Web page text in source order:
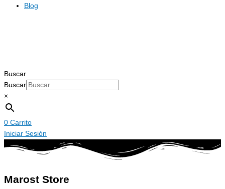
Blog
Buscar
Buscar
×
0 Carrito
Iniciar Sesión
Marost Store